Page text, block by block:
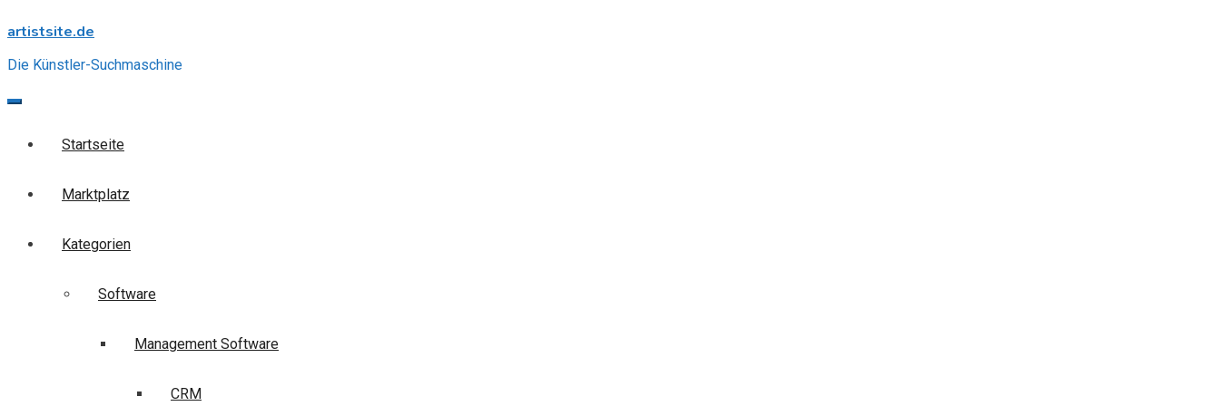
to
artistsite.de
Die Künstler-Suchmaschine
Startseite
Marktplatz
Kategorien
Software
Management Software
CRM